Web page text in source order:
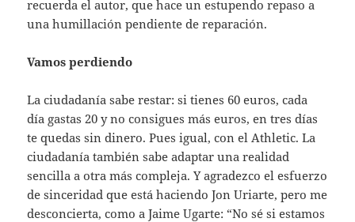
recuerda el autor, que hace un estupendo repaso a
una humillación pendiente de reparación.
Vamos perdiendo
La ciudadanía sabe restar: si tienes 60 euros, cada
día gastas 20 y no consigues más euros, en tres días
te quedas sin dinero. Pues igual, con el Athletic. La
ciudadanía también sabe adaptar una realidad
sencilla a otra más compleja. Y agradezco el esfuerzo
de sinceridad que está haciendo Jon Uriarte, pero me
desconcierta, como a Jaime Ugarte: “No sé si estamos